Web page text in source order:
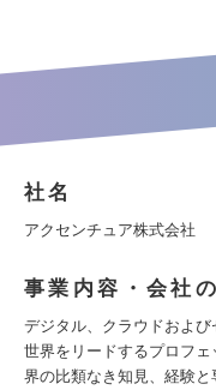
社名
アクセンチュア株式会社
事業内容・会社
デジタル、クラウドおよ
世界をリードするプロフ
界の比類なき知見、経験